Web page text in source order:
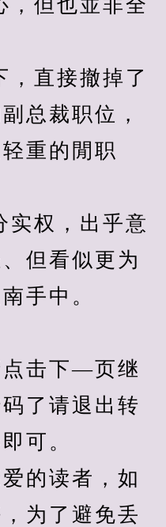
但也並非全
直接撤掉了
总裁职位，
重的閒职
权，出乎意
但看似更为
手中。
击下—页继
了请退出转
可。
的读者，如
为了避免丢